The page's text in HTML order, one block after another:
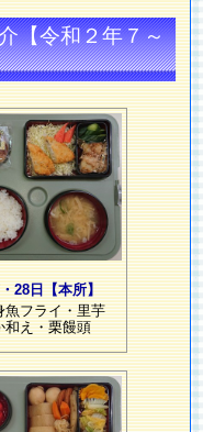
【令和２年７～
28日【本所】
魚フライ・里芋
和え・栗饅頭